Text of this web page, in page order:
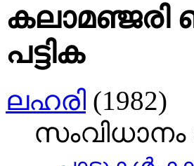
കലാമഞ്ജരി
പട്ടിക
ലഹരി (1982)
സംവിധാനം